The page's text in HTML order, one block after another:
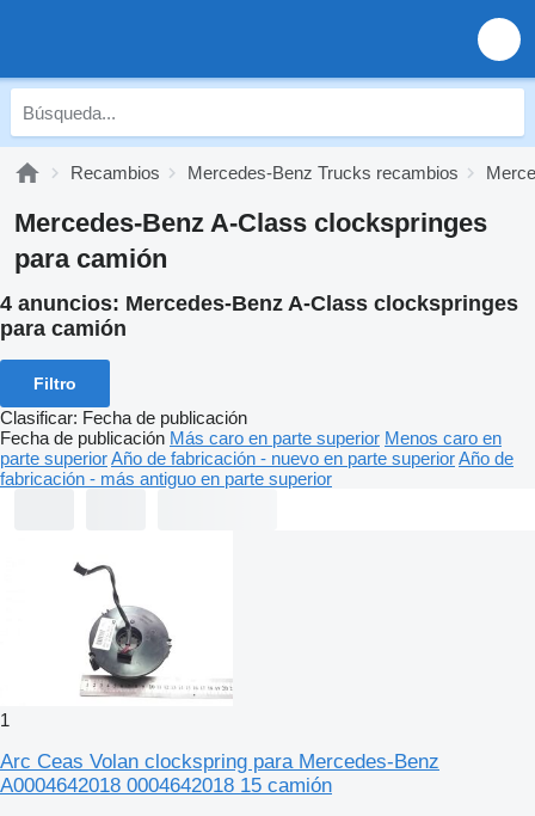
Recambios Mercedes-Benz Trucks recambios
Mercedes-Benz A-Class clockspringes
para camión
4 anuncios: Mercedes-Benz A-Class clockspringes
para camión
Filtro
Clasificar: Fecha de publicación
Fecha de publicación Más caro en parte superior Menos caro en
parte superiorAño de fabricación - nuevo en parte superiorAño de
fabricación - más antiguo en parte superior
1
Arc Ceas Volan clockspring para Mercedes-Benz
A0004642018 0004642018 15 camión